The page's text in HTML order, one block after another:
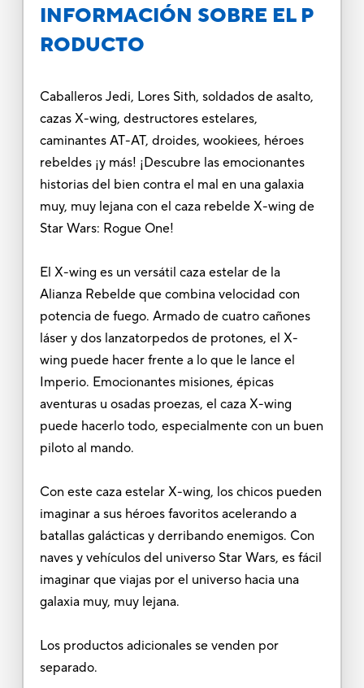
INFORMACIÓN SOBRE EL P
RODUCTO
Caballeros Jedi, Lores Sith, soldados de asalto,
cazas X-wing, destructores estelares,
caminantes AT-AT, droides, wookiees, héroes
rebeldes ¡y más! ¡Descubre las emocionantes
historias del bien contra el mal en una galaxia
muy, muy lejana con el caza rebelde X-wing de
Star Wars: Rogue One!
El X-wing es un versátil caza estelar de la
Alianza Rebelde que combina velocidad con
potencia de fuego. Armado de cuatro cañones
láser y dos lanzatorpedos de protones, el X-
wing puede hacer frente a lo que le lance el
Imperio. Emocionantes misiones, épicas
aventuras u osadas proezas, el caza X-wing
puede hacerlo todo, especialmente con un buen
piloto al mando.
Con este caza estelar X-wing, los chicos pueden
imaginar a sus héroes favoritos acelerando a
batallas galácticas y derribando enemigos. Con
naves y vehículos del universo Star Wars, es fácil
imaginar que viajas por el universo hacia una
galaxia muy, muy lejana.
Los productos adicionales se venden por
separado.